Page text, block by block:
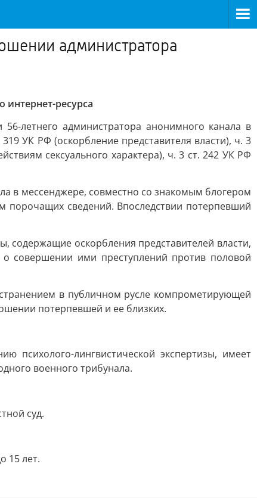
администратора
ресурса
летнего администратора анонимного канала в
УК РФ (оскорбление представителя власти), ч. 3
сексуального характера), ч. 3 ст. 242 УК РФ
в мессенджере, совместно со знакомым блогером
порочащих сведений. Впоследствии потерпевший
содержащие оскорбления представителей власти,
совершении ими преступлений против половой
в публичном русле компрометирующей
потерпевшей и ее близких.
психолого-лингвистической экспертизы, имеет
военного трибунала.
суд.
15 лет.